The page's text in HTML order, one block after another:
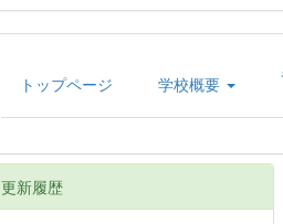
トップページ 学校概要
更新履歴